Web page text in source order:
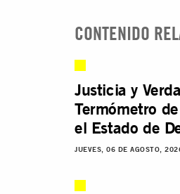
CONTENIDO
Justicia y
Termómetro
el Estado de
JUEVES, 06 DE AGOSTO,